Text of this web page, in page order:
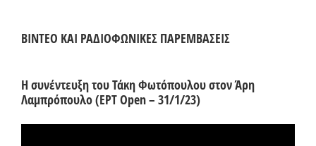
ΒΙΝΤΕΟ ΚΑΙ ΡΑΔΙΟΦΩΝΙΚΕΣ ΠΑΡΕΜΒΑΣΕΙΣ
Η συνέντευξη του Τάκη Φωτόπουλου στον Άρη
Λαμπρόπουλο (ΕΡΤ Open – 31/1/23)